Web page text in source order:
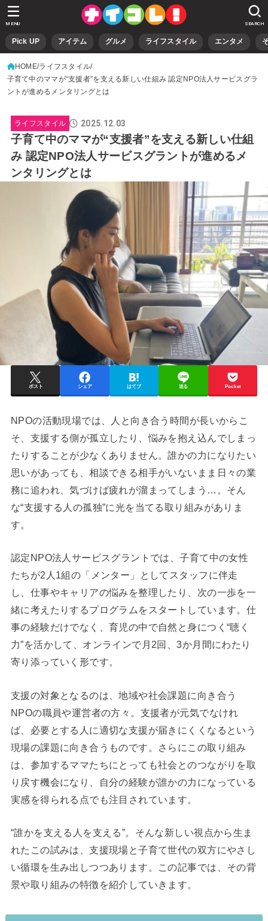
Pick UP アイテム グルメ ライフスタイル エンタメ
SEARCH
MENU
HOME ライフスタイル
子育て中のママが“支援者”を支える新しい仕組み 認定NPO法人サービスグラ
ントが進めるメンタリングとは
ライフスタイル 2025.12.03
子育て中のママが“支援者”を支える新しい仕組
み 認定NPO法人サービスグラントが進めるメ
ンタリングとは
ポスト シェア はてブ 送る Pocket
NPOの活動現場では、人と向き合う時間が長いからこ
そ、支援する側が孤立したり、悩みを抱え込んでしまっ
たりすることが少なくありません。誰かの力になりたい
思いがあっても、相談できる相手がいないまま日々の業
務に追われ、気づけば疲れが溜まってしまう…。そん
な“支援する人の孤独”に光を当てる取り組みがありま
す。
認定NPO法人サービスグラントでは、子育て中の女性
たちが2人1組の「メンター」としてスタッフに伴走
し、仕事やキャリアの悩みを整理したり、次の一歩を一
緒に考えたりするプログラムをスタートしています。仕
事の経験だけでなく、育児の中で自然と身につく“聴く
力”を活かして、オンラインで月2回、3か月間にわたり
寄り添っていく形です。
支援の対象となるのは、地域や社会課題に向き合う
NPOの職員や運営者の方々。支援者が元気でなけれ
ば、必要とする人に適切な支援が届きにくくなるという
現場の課題に向き合うものです。さらにこの取り組み
は、参加するママたちにとっても社会とのつながりを取
り戻す機会になり、自分の経験が誰かの力になっている
実感を得られる点でも注目されています。
“誰かを支える人を支える”。そんな新しい視点から生ま
れたこの試みは、支援現場と子育て世代の双方にやさし
い循環を生み出しつつあります。この記事では、その背
景や取り組みの特徴を紹介していきます。